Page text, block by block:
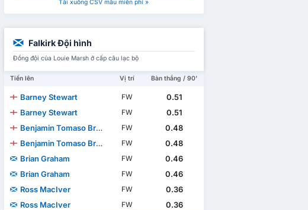
Tải xuống CSV mẫu miễn phí »
Falkirk Đội hình
Đồng đội của Louie Marsh ở cấp câu lạc bộ
Tiến lên Vị trí Bàn thắng / 90'
Barney Stewart FW
0.51
Barney Stewart
FW
0.51
Benjamin Tomaso Broggio
FW
0.48
Benjamin Tomaso Broggio
FW
0.48
Brian Graham
FW
0.46
Brian Graham
FW
0.46
Ross MacIver
FW
0.36
Ross MacIver
FW
0.36